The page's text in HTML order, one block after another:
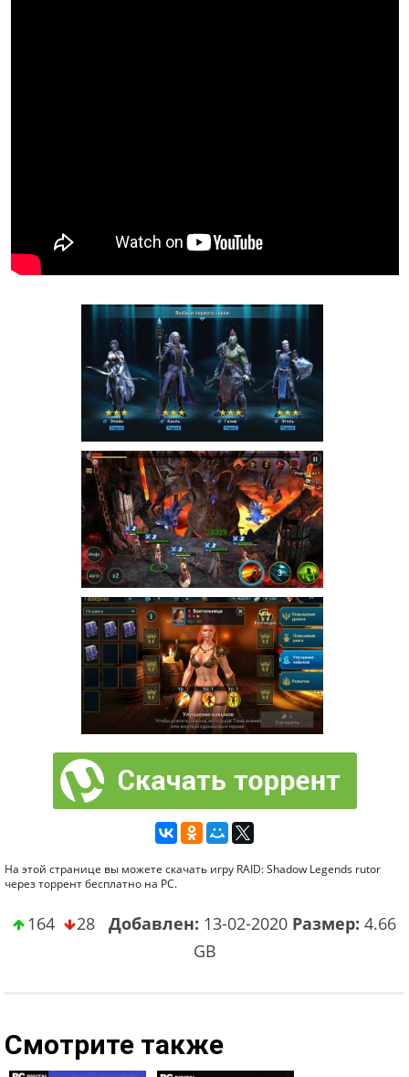
На этой странице вы можете скачать игру RAID: Shadow Legends rutor
через торрент бесплатно на PC.
164 28 Добавлен: 13-02-2020 Размер: 4.66
GB
Смотрите также